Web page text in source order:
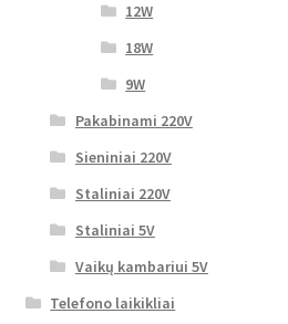
12W
18W
9W
Pakabinami 220V
Sieniniai 220V
Staliniai 220V
Staliniai 5V
Vaikų kambariui 5V
Telefono laikikliai